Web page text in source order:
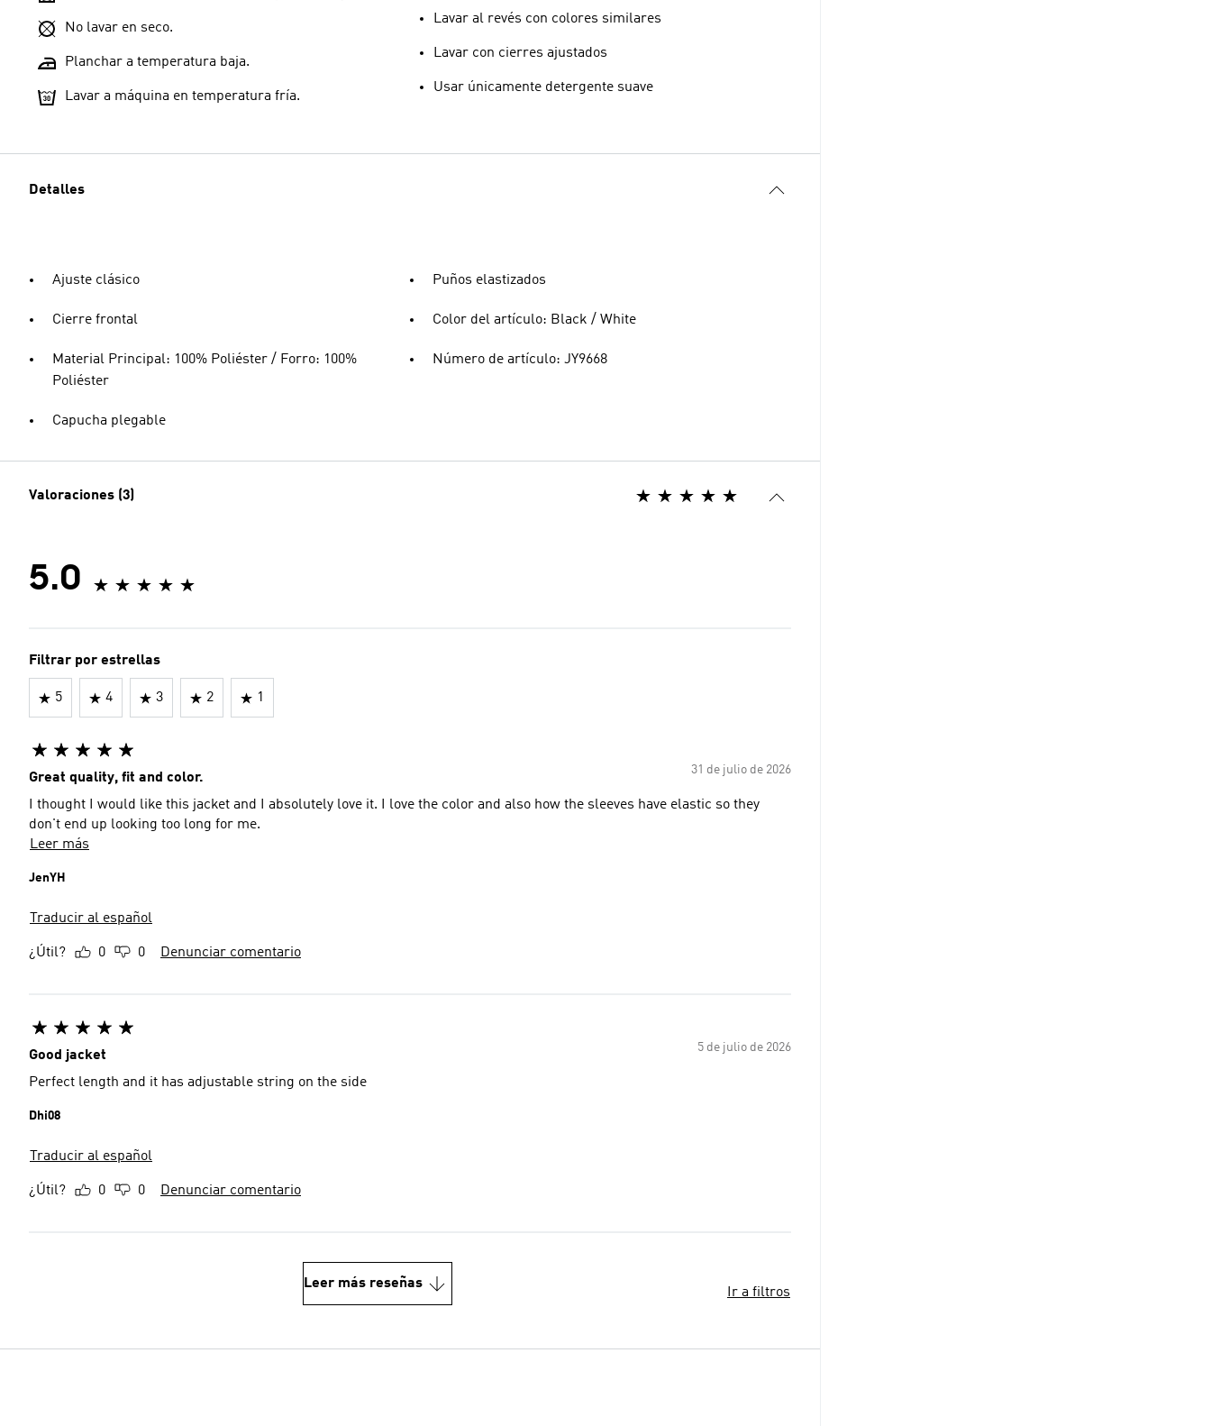
No lavar en seco.
Planchar a temperatura baja.
Lavar a máquina en temperatura fría.
Lavar al revés con colores similares
Lavar con cierres ajustados
Usar únicamente detergente suave
Detalles
Ajuste clásico
Cierre frontal
Material Principal: 100% Poliéster / Forro: 100%
Poliéster
Capucha plegable
Puños elastizados
Color del artículo: Black / White
Número de artículo: JY9668
Valoraciones (3)
5.0
Filtrar por estrellas
5 4 3 2 1
31 de julio de 2026
Great quality, fit and color.
I thought I would like this jacket and I absolutely love it. I love the color and also how the sleeves have elastic so they
don't end up looking too long for me.
Leer más
JenYH
Traducir al español
¿Útil? 0 0 Denunciar comentario
5 de julio de 2026
Good jacket
Perfect length and it has adjustable string on the side
Dhi08
Traducir al español
¿Útil? 0 0 Denunciar comentario
Leer más reseñas
Ir a filtros